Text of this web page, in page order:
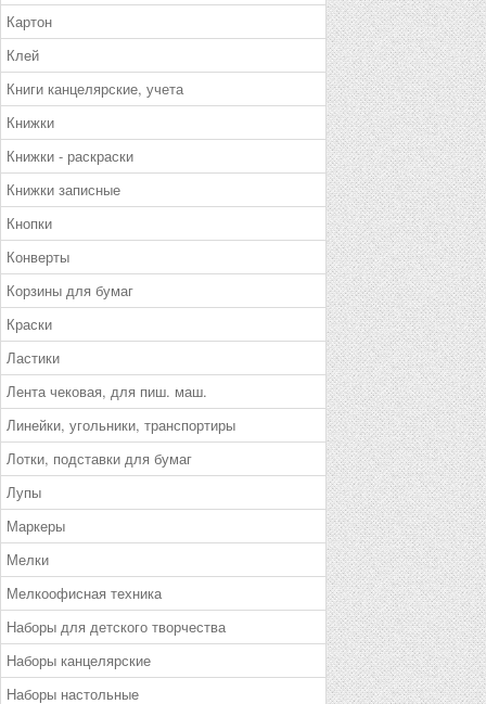
Картон
Клей
Книги канцелярские, учета
Книжки
Книжки - раскраски
Книжки записные
Кнопки
Конверты
Корзины для бумаг
Краски
Ластики
Лента чековая, для пиш. маш.
Линейки, угольники, транспортиры
Лотки, подставки для бумаг
Лупы
Маркеры
Мелки
Мелкоофисная техника
Наборы для детского творчества
Наборы канцелярские
Наборы настольные